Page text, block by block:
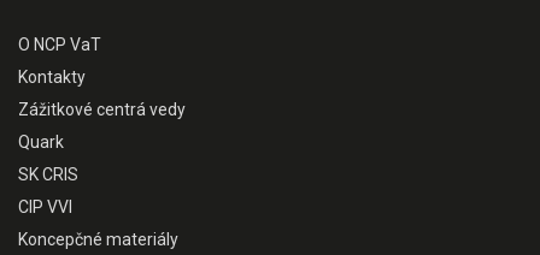
O NCP VaT
Kontakty
Zážitkové centrá vedy
Quark
SK CRIS
CIP VVI
Koncepčné materiály